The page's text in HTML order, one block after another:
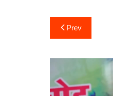
Post
navigation
Prev